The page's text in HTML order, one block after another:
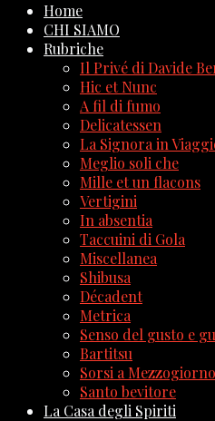
Home
CHI SIAMO
Rubriche
Il Privé di Davide
Hic et Nunc
A fil di fumo
Delicatessen
La Signora in
Meglio soli che
Mille et un flacons
Vertigini
In absentia
Taccuini di Gola
Miscellanea
Shibusa
Décadent
Metrica
Senso del gusto e
Bartitsu
Sorsi a Mezzogiorno
Santo bevitore
La Casa degli Spiriti